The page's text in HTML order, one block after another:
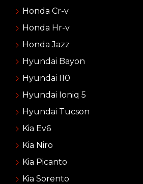
Honda Cr-v
Honda Hr-v
Honda Jazz
Hyundai Bayon
Hyundai I10
Hyundai Ioniq 5
Hyundai Tucson
Kia Ev6
Kia Niro
Kia Picanto
Kia Sorento